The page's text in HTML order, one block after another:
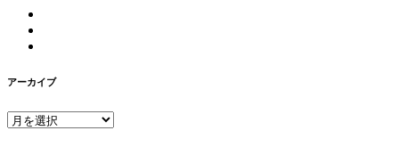
アーカイブ
ア